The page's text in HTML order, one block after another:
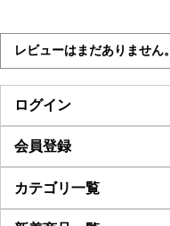
レビューはまだありません。
ログイン
会員登録
カテゴリ一覧